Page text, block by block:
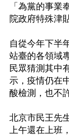
「為黨的事業
院政府特殊津
自從今年下半
站臺的各領域
民眾猜測其中
示，疫情仍在
酸檢測，也不
北京市民王先
上午還在上班